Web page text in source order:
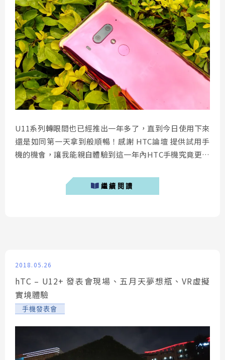
U11系列轉眼間也已經推出一年多了，直到今日使用下來
還是如同第一天拿到般順暢！感謝 HTC論壇 提供試用手
機的機會，讓我能親自體驗到這一年內HTC手機究竟更新
為你介紹這支由HTC在2018年所推出的旗艦手機 HTC
U12+！ ▌外型 拿到手的第一時間，會讓我有一種熟悉
繼續閱讀
2018.05.26
hTC – U12+ 發表會現場、五月天夢想瓶、VR虛擬
實境體驗
手機發表會